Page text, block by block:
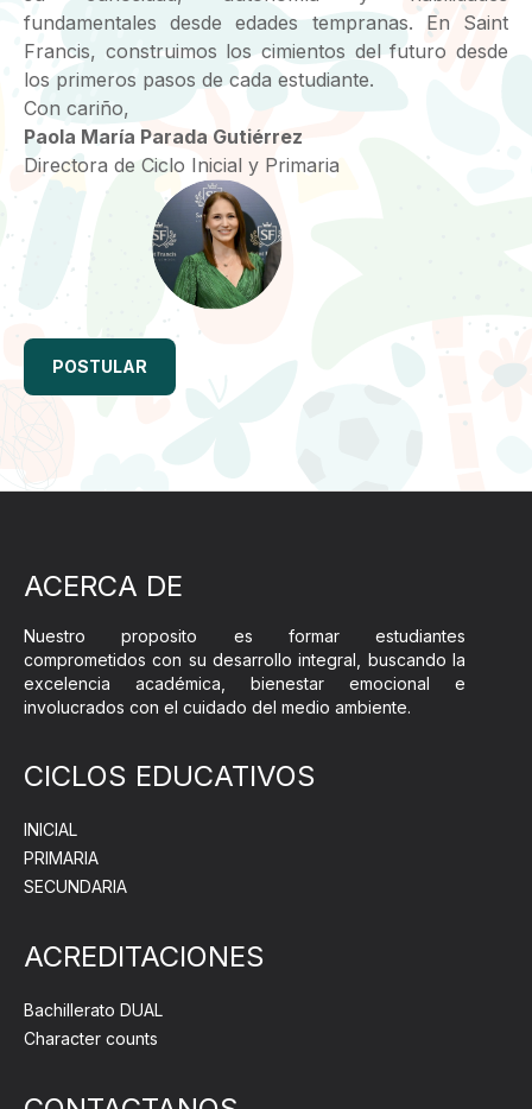
fundamentales desde edades tempranas. En Saint
Francis, construimos los cimientos del futuro desde
los primeros pasos de cada estudiante.
Con cariño,
Paola María Parada Gutiérrez
Directora de Ciclo Inicial y Primaria
POSTULAR
ACERCA DE
Nuestro proposito es formar estudiantes
comprometidos con su desarrollo integral, buscando la
excelencia académica, bienestar emocional e
involucrados con el cuidado del medio ambiente.
CICLOS EDUCATIVOS
INICIAL
PRIMARIA
SECUNDARIA
ACREDITACIONES
Bachillerato DUAL
Character counts